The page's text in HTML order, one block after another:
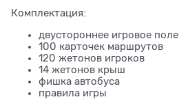
Комплектация:
двустороннее игровое поле
100 карточек маршрутов
120 жетонов игроков
14 жетонов крыш
фишка автобуса
правила игры